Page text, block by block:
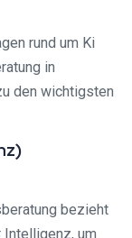
rund um Ki
in
den wichtigsten
bezieht
Intelligenz, um